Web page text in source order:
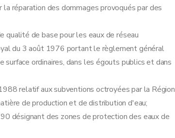
réparation des dommages provoqués par des
de base pour les eaux de réseau
du 3 août 1976 portant le règlement général
ordinaires, dans les égouts publics et dans
relatif aux subventions octroyées par la Région
de production et de distribution d'eau;
désignant des zones de protection des eaux de